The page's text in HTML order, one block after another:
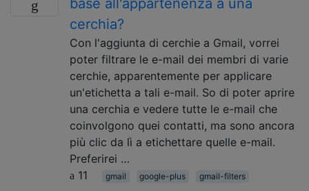
cerchia?
Con l'aggiunta di cerchie a Gmail, vorrei
poter filtrare le e-mail dei membri di varie
cerchie, apparentemente per applicare
un'etichetta a tali e-mail. So di poter aprire
una cerchia e vedere tutte le e-mail che
coinvolgono quei contatti, ma sono ancora
più clic da lì a etichettare quelle e-mail.
Preferirei …
11
gmail google-plus gmail-filters